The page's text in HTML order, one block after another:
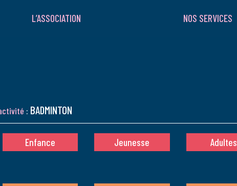
NOS SERVICES
L’ASSOCIATION
: BADMINTON
Enfance Jeunesse Adultes